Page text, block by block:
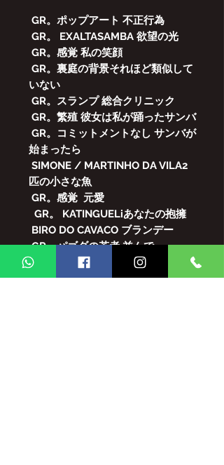
GR。ポップアート 不正行為
GR。 EXALTASAMBA 欲望の光
GR。感覚 私の笑顔
GR。裏庭の背景それほど類似して
いない
GR。スランプ 総合クリニック
GR。繁殖 彼女は私が踊ったサンバ
GR。コミットメントなし サンバが
始まったら
SIMONE / MARTINHO DA VILA2
匹の小さな魚
GR。感覚 元愛
GR。 KATINGUELiあなたの抱擁
BIRO DO CAVACO ブランデー
GR。パゴダの若者 並んで
エリアナ・デ・リマ滞在したい
GR。甘いマニア 欲しい理由